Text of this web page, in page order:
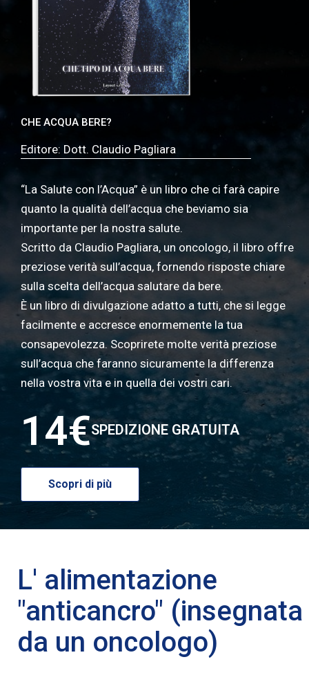
CHE ACQUA BERE?
Editore: Dott. Claudio Pagliara
“La Salute con l’Acqua” è un libro che ci farà capire
quanto la qualità dell’acqua che beviamo sia
importante per la nostra salute.
Scritto da Claudio Pagliara, un oncologo, il libro offre
preziose verità sull’acqua, fornendo risposte chiare
sulla scelta dell’acqua salutare da bere.
Èun libro di divulgazione adatto a tutti, che si legge
facilmente e accresce enormemente la tua
consapevolezza. Scoprirete molte verità preziose
sull’acqua che faranno sicuramente la differenza
nella vostra vita e in quella dei vostri cari.
14€SPEDIZIONE GRATUITA
Scopri di più
L' alimentazione
"anticancro" (insegnata
da un oncologo)